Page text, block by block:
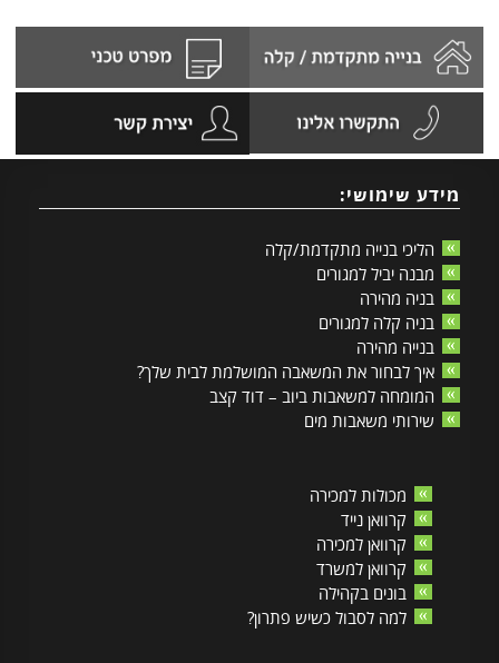
מידע שימושי:
הליכי בנייה מתקדמת/קלה
מבנה יביל למגורים
בניה מהירה
בניה קלה למגורים
בנייה מהירה
איך לבחור את המשאבה המושלמת לבית שלך?
המומחה למשאבות ביוב – דוד קצב
שירותי משאבות מים
מכולות למכירה
קרוואן נייד
קרוואן למכירה
קרוואן למשרד
בונים בקהילה
למה לסבול כשיש פתרון?